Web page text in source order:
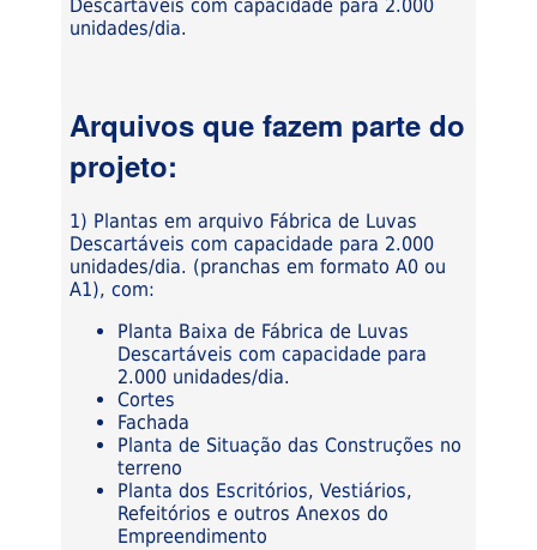
Descartáveis com capacidade para 2.000
unidades/dia.
Arquivos que fazem parte do
projeto:
1) Plantas em arquivo Fábrica de Luvas
Descartáveis com capacidade para 2.000
unidades/dia. (pranchas em formato A0 ou
A1), com:
Planta Baixa de Fábrica de Luvas
Descartáveis com capacidade para
2.000 unidades/dia.
Cortes
Fachada
Planta de Situação das Construções no
terreno
Planta dos Escritórios, Vestiários,
Refeitórios e outros Anexos do
Empreendimento